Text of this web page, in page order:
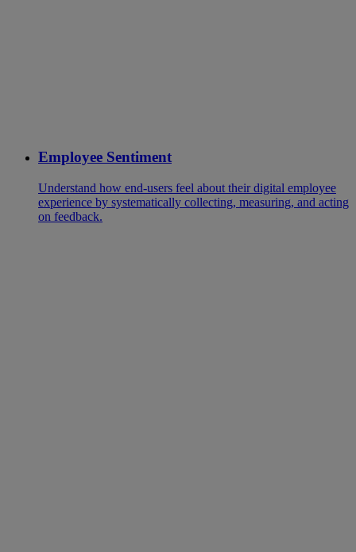
Employee Sentiment
Understand how end-users feel about their digital employee
experience by systematically collecting, measuring, and acting
on feedback.